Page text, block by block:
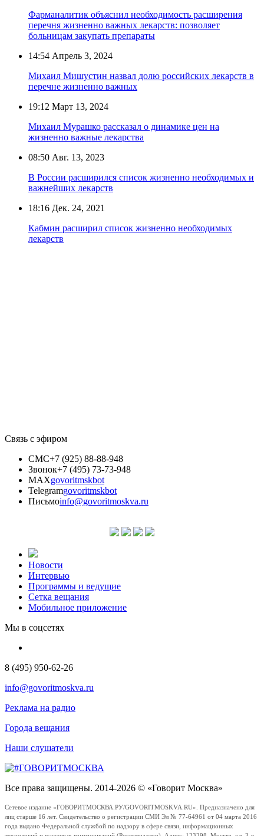
Фарманалитик объяснил необходимость расширения
перечня жизненно важных лекарств: позволяет
больницам закупать препараты
14:54 Апрель 3, 2024
Михаил Мишустин назвал долю российских лекарств в
перечне жизненно важных
19:12 Март 13, 2024
Михаил Мурашко рассказал о динамике цен на
жизненно важные лекарства
08:50 Авг. 13, 2023
В России расширился список жизненно необходимых и
важнейших лекарств
18:16 Дек. 24, 2021
Кабмин расширил список жизненно необходимых
лекарств
Связь с эфиром
СМС+7 (925) 88-88-948
Звонок+7 (495) 73-73-948
MAXgovoritmskbot
Telegramgovoritmskbot
Письмоinfo@govoritmoskva.ru
Новости
Интервью
Программы и ведущие
Сетка вещания
Мобильное приложение
Мы в соцсетях
8 (495) 950-62-26
info@govoritmoskva.ru
Реклама на радио
Города вещания
Наши слушатели
Все права защищены. 2014-2026 © «Говорит Москва»
Сетевое издание «ГОВОРИТМОСКВА.РУ/GOVORITMOSKVA.RU». Предназначено для
лиц старше 16 лет. Свидетельство о регистрации СМИ Эл № 77-64961 от 04 марта 2016
года выдано Федеральной службой по надзору в сфере связи, информационных